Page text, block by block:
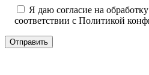
Я даю согласие на
соответствии с Политикой